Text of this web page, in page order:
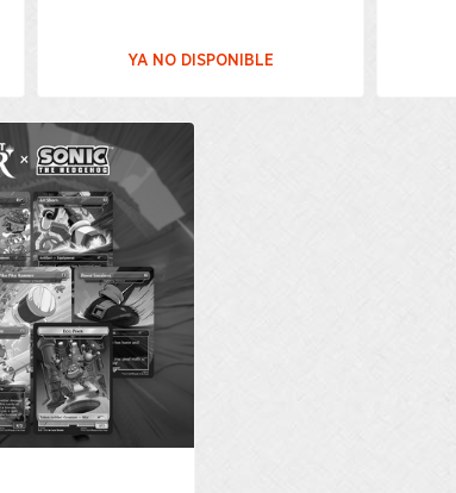
YA NO DISPONIBLE